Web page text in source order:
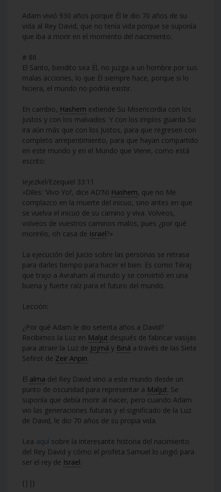
Adam vivió 930 años porque Él le dio 70 años de su
vida al Rey David, que no tenía vida porque se suponía
que iba a morir en el momento del nacimiento.
# 86
El Santo, bendito sea Él, no juzga a un hombre por sus
malas acciones, lo que Él siempre hace, porque si lo
hiciera, el mundo no podría existir.
En cambio, Hashem extiende Su Misericordia con los
Justos y con los malvados. Y con los impíos guarda Su
ira aún más que con los Justos, para que regresen con
completo arrepentimiento, para que hayan compartido
en este mundo y en el Mundo que Viene, como está
escrito:
Iejezkel/Ezequiel 33:11
«Diles: ‘Vivo Yo!’, dice AD’NI Hashem, que no Me
complazco en la muerte del inicuo, sino antes en que
se vuelva el inicuo de su camino y viva. Volveos,
volveos de vuestros caminos malos, pues ¿por qué
moriréis, oh casa de Israel?»
La ejecución del Juicio sobre las personas se retrasa
para darles tiempo para hacer el bien. Es como Téraj
que trajo a Avraham al mundo y se convirtió en una
buena y fuerte raíz para el futuro del mundo.
Lección:
¿Por qué Adam le dio setenta años a David?
Recibimos la Luz en Maljut después de fabricar vasijas
para atraer la Luz de Jojmá y Biná a través de las Siete
Sefirot de Zeir Anpin.
El alma del Rey David vino a este mundo desde un
punto de oscuridad para representar a Maljut. Se
suponía que debía morir al nacer, pero cuando Adam
vio las generaciones futuras y el significado de la Luz
de David, le dio 70 años de su propia vida.
Lea aquí sobre la interesante historia del nacimiento
del Rey David y cómo el profeta Samuel lo ungió para
ser el rey de Israel.
{||}